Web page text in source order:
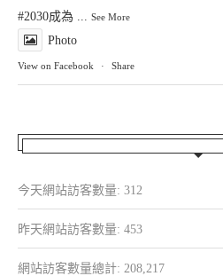
#2030成為 ... See More
Photo
View on Facebook · Share
今天網站訪客數量: 312
昨天網站訪客數量: 453
網站訪客數量總計: 208,217